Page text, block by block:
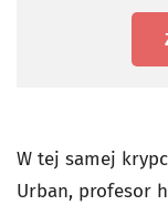
W tej samej
Urban, profesor